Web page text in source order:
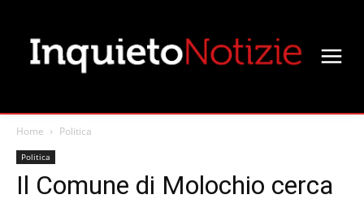
Home Politica
Politica
Il Comune di Molochio cerca